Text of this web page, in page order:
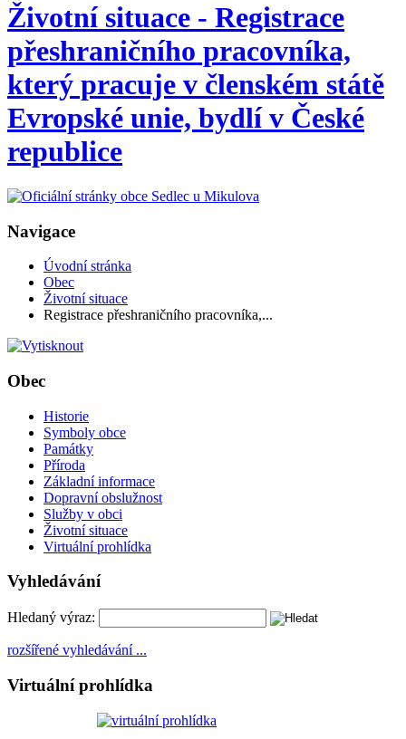
Životní situace - Registrace
přeshraničního pracovníka,
který pracuje v členském státě
Evropské unie, bydlí v České
republice
Navigace
Úvodní stránka
Obec
Životní situace
Registrace přeshraničního pracovníka,...
Obec
Historie
Symboly obce
Památky
Příroda
Základní informace
Dopravní obslužnost
Služby v obci
Životní situace
Virtuální prohlídka
Vyhledávání
Hledaný výraz:
rozšířené vyhledávání ...
Virtuální prohlídka